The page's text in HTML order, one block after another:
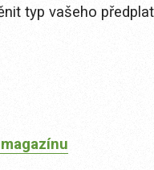
typ vašeho